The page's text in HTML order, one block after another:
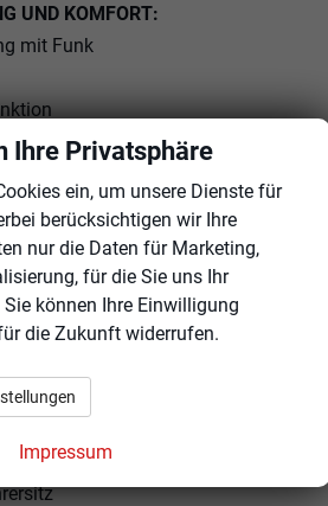
UND KOMFORT:
mit Funk
anklappbar
vorne und hinten
Ihre Privatsphäre
ein, um unsere Dienste für
berücksichtigen wir Ihre
nur die Daten für Marketing,
für die Sie uns Ihr
können Ihre Einwilligung
die Zukunft widerrufen.
Impressum